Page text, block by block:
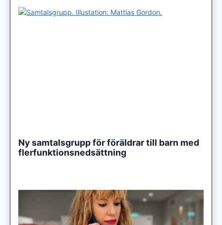
Ny samtalsgrupp för föräldrar till barn med
flerfunktionsnedsättning